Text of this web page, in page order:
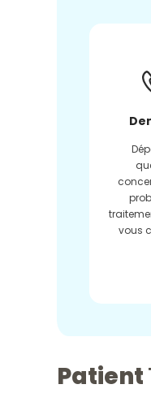
vous
Patient